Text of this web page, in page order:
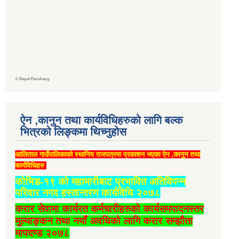
© Nepal Panchang
ऐन ,कानुन तथा कार्यविधिहरुको लागि बल्क
भित्रको लिङ्कमा थिच्‍नुहोस
आलिताल गाउँपालिकाको स्थानिय राजपत्रमा प्रकाशन भएका ऐन ,कानुन तथा
कार्यविधिहरु
कोभिड-१९ को महामारीबाट प्रभावित अतिविपन्न
परिवार नगद हस्तान्तरण कार्यविधि २०७८
करार सेवामा कार्यरत कर्मचारीहरुको कार्यसमपादनस्तर
मुल्याङ्कन तथा नयाँ अवधिको लागि करार सम्झौता
मापदण्ड २०७८